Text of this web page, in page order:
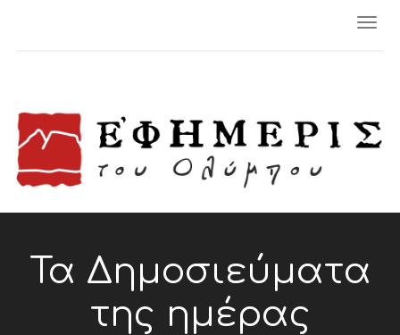
Τα Δημοσιεύματα
της ημέρας